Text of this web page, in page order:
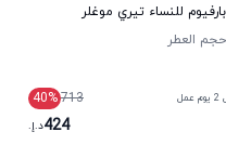
للنساء تيري موغلر
حجم العطر
713
40%
424د.إ.